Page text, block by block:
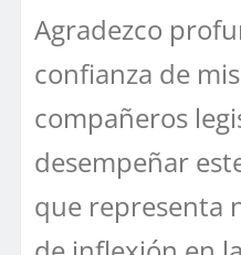
Agradezco
confianza de
compañeros
desempeñar
que representa